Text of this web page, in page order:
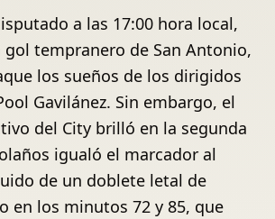
a las 17:00 hora local,
tempranero de San Antonio,
los sueños de los dirigidos
Gavilánez. Sin embargo, el
del City brilló en la segunda
igualó el marcador al
de un doblete letal de
en los minutos 72 y 85, que